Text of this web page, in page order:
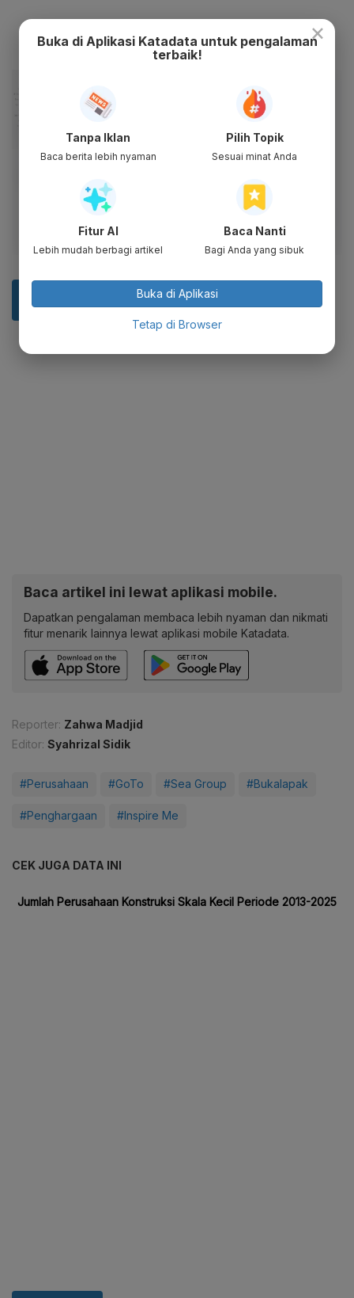
Baca artikel ini lewat aplikasi mobile.
Dapatkan pengalaman membaca lebih nyaman dan nikmati
fitur menarik lainnya lewat aplikasi mobile Katadata.
Reporter: Zahwa Madjid
Editor: Syahrizal Sidik
#Perusahaan #GoTo #Sea Group #Bukalapak
#Penghargaan #Inspire Me
CEK JUGA DATA INI
×
Buka di Aplikasi Katadata untuk pengalaman
terbaik!
Tanpa Iklan
Baca berita lebih nyaman
Pilih Topik
Sesuai minat Anda
Fitur AI
Lebih mudah berbagi artikel
Baca Nanti
Bagi Anda yang sibuk
Buka di Aplikasi
Tetap di Browser